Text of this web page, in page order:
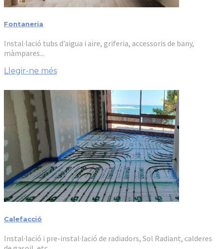
Fontaneria
Instal·lació tubs d’aigua i aire, griferia, accessoris de bany,
màmpares...
Llegir-ne més
Calefacció
Instal·lació i pre-instal·lació de radiadors, Sol Radiant, calderes